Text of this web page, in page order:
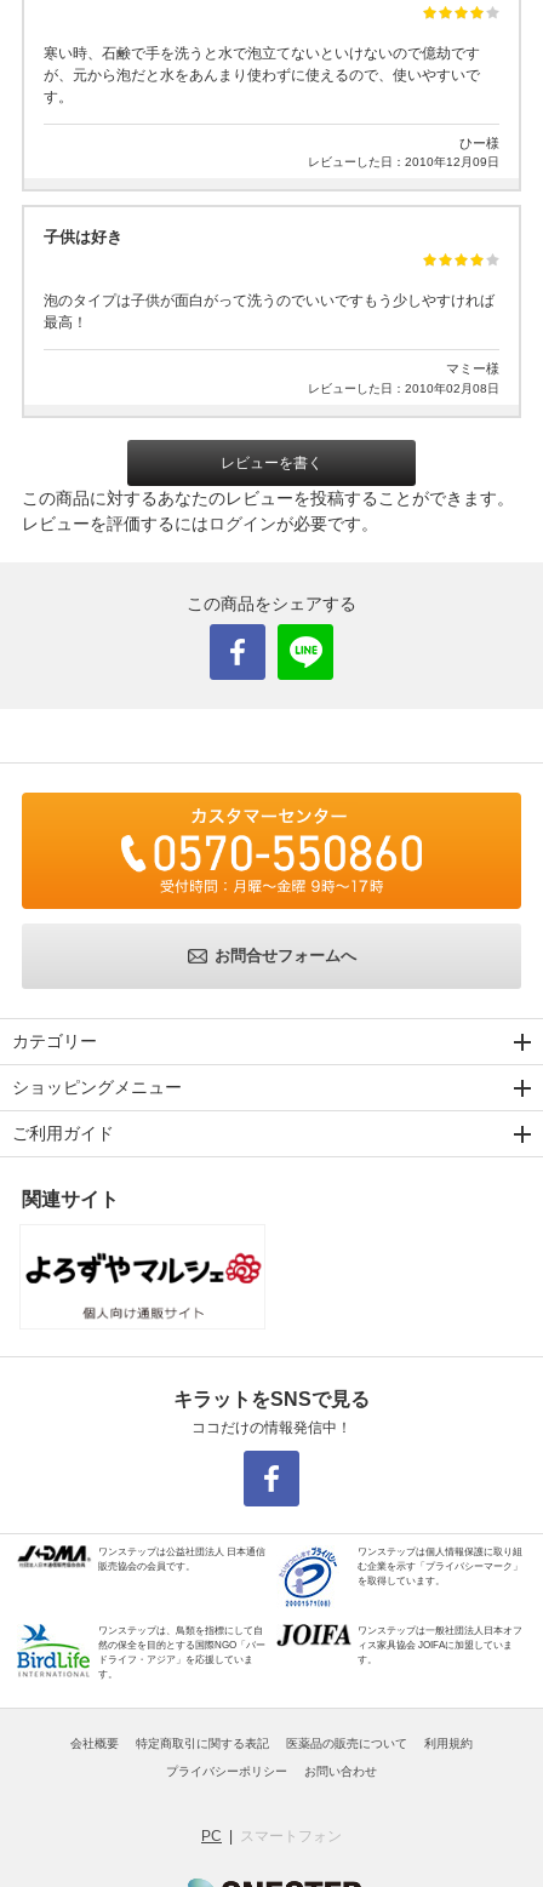
寒い時、石鹸で手を洗うと水で泡立てないといけないので億劫です
が、元から泡だと水をあんまり使わずに使えるので、使いやすいで
す。
ひー様
レビューした日：2010年12月09日
子供は好き
泡のタイプは子供が面白がって洗うのでいいですもう少しやすければ
最高！
マミー様
レビューした日：2010年02月08日
レビューを書く
この商品に対するあなたのレビューを投稿することができます。
レビューを評価するにはログインが必要です。
この商品をシェアする
お問合せフォームへ
カテゴリー
ショッピングメニュー
ご利用ガイド
関連サイト
キラットをSNSで見る
ココだけの情報発信中！
ワンステップは公益社団法人 日本通信
販売協会の会員です。
ワンステップは個人情報保護に取り組
む企業を示す「プライバシーマーク」
を取得しています。
ワンステップは、鳥類を指標にして自
然の保全を目的とする国際NGO「バー
ドライフ・アジア」を応援していま
す。
ワンステップは一般社団法人日本オフ
ィス家具協会 JOIFAに加盟していま
す。
会社概要 特定商取引に関する表記 医薬品の販売について 利用規約
プライバシーポリシー お問い合わせ
PC スマートフォン